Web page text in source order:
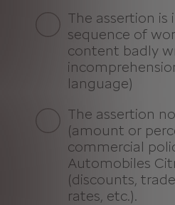
The assertion is
sequence of
content badly
language)
The assertion
(amount or
commercial
Automobiles
(discounts,
rates, etc.).